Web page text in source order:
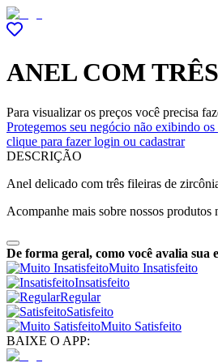
ANEL COM
Para visualizar os preços você precisa
Protegemos seu negócio não exibindo
clique para fazer login ou cadastrar
DESCRIÇÃO
Anel delicado com três fileiras de
Acompanhe mais sobre nossos produtos
De forma geral, como você avalia sua
Muito Insatisfeito
Insatisfeito
Regular
Satisfeito
Muito Satisfeito
BAIXE O APP: